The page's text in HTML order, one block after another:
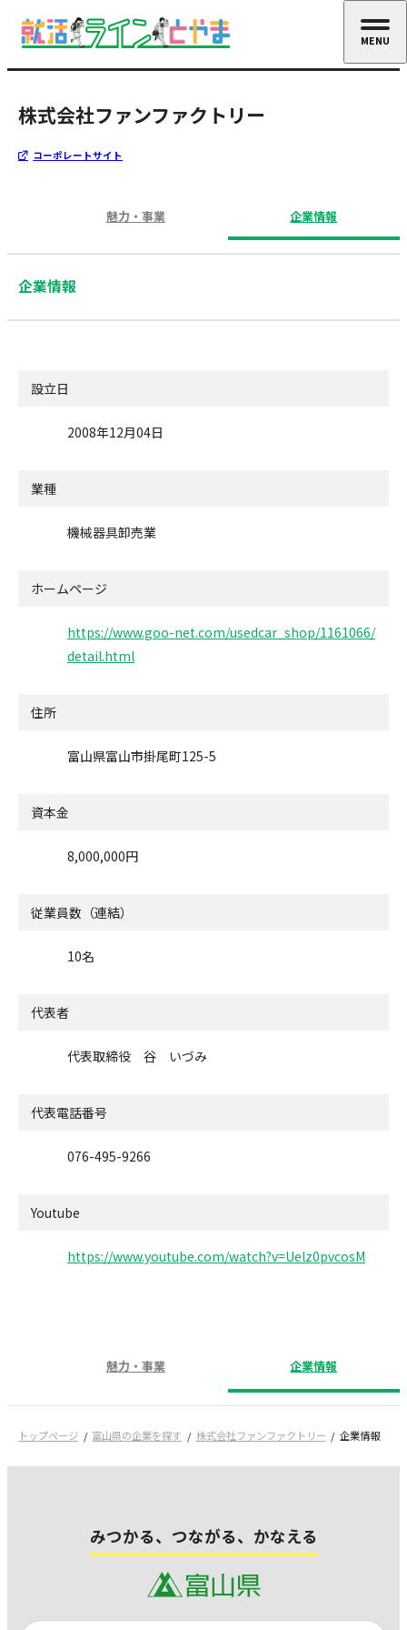
株式会社ファンファクトリー
コーポレートサイト
魅力・事業 企業情報
企業情報
設立日
2008年12月04日
業種
機械器具卸売業
ホームページ
https://www.goo-net.com/usedcar_shop/1161066/
detail.html
住所
富山県富山市掛尾町125-5
資本金
8,000,000円
従業員数（連結）
10名
代表者
代表取締役 谷 いづみ
代表電話番号
076-495-9266
Youtube
https://www.youtube.com/watch?v=Uelz0pvcosM
魅力・事業 企業情報
トップページ 富山県の企業を探す 株式会社ファンファクトリー 企業情報
みつかる、つながる、かなえる
MENU